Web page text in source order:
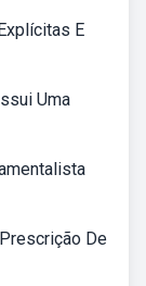
E
Uma
De